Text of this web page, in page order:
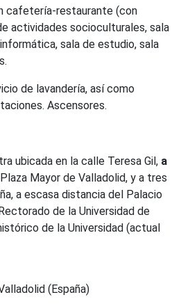
cafetería-restaurante (con
actividades socioculturales, sala
sala de estudio, sala
de lavandería, así como
Ascensores.
ubicada en la calle Teresa Gil, a
Mayor de Valladolid, y a tres
a escasa distancia del Palacio
de la Universidad de
de la Universidad (actual
(España)